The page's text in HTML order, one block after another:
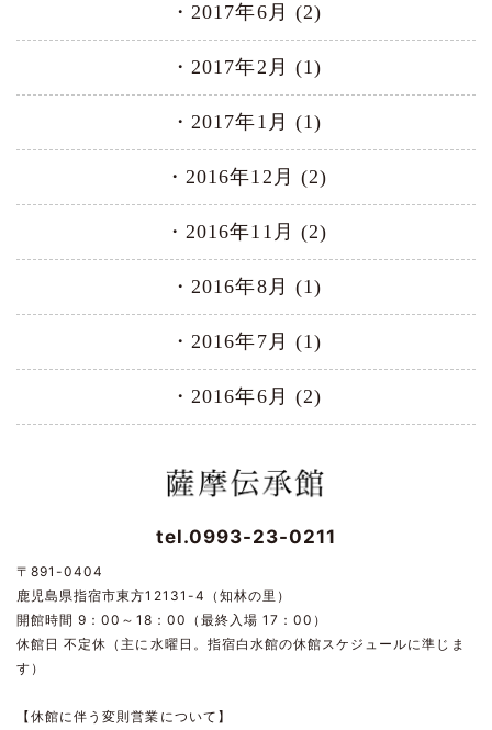
2017年6月 (2)
2017年2月 (1)
2017年1月 (1)
2016年12月 (2)
2016年11月 (2)
2016年8月 (1)
2016年7月 (1)
2016年6月 (2)
tel.0993-23-0211
〒891-0404
鹿児島県指宿市東方12131-4（知林の里）
開館時間 9：00～18：00（最終入場 17：00）
休館日 不定休（主に水曜日。指宿白水館の休館スケジュールに準じま
す）
【休館に伴う変則営業について】